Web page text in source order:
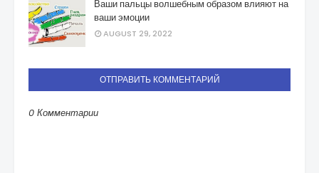
Ваши пальцы волшебным образом влияют на
ваши эмоции
AUGUST 29, 2022
ОТПРАВИТЬ КОММЕНТАРИЙ
0 Комментарии